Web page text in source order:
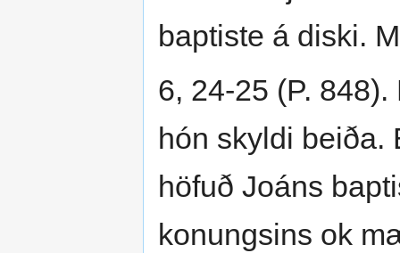
baptiste á diski.
6, 24-25 (P.
hón skyldi beiða.
höfuð Joáns
konungsins ok